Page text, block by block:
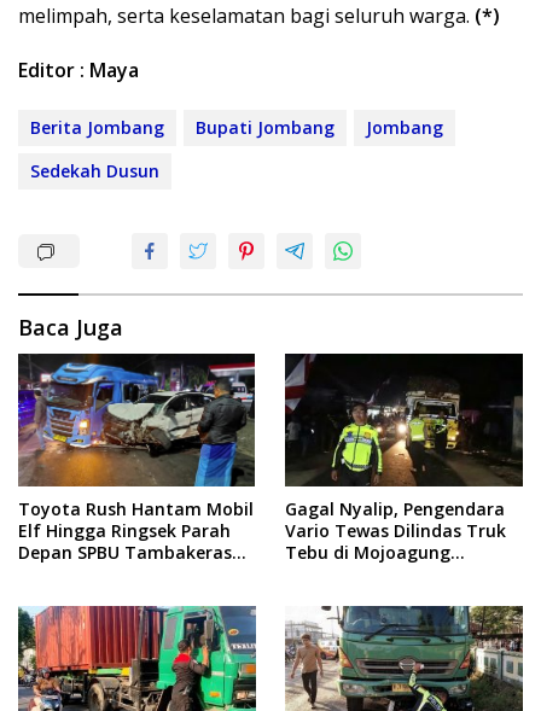
melimpah, serta keselamatan bagi seluruh warga. (*)
Editor : Maya
Berita Jombang Bupati Jombang
Jombang
Sedekah Dusun
Baca Juga
Toyota Rush Hantam Mobil
Elf Hingga Ringsek Parah
Depan SPBU Tambakeras
Gagal Nyalip, Pengendara
Vario Tewas Dilindas Truk
Tebu di Mojoagung